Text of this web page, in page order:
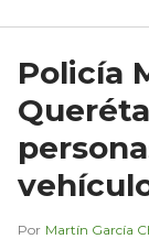
Policía
Martín García